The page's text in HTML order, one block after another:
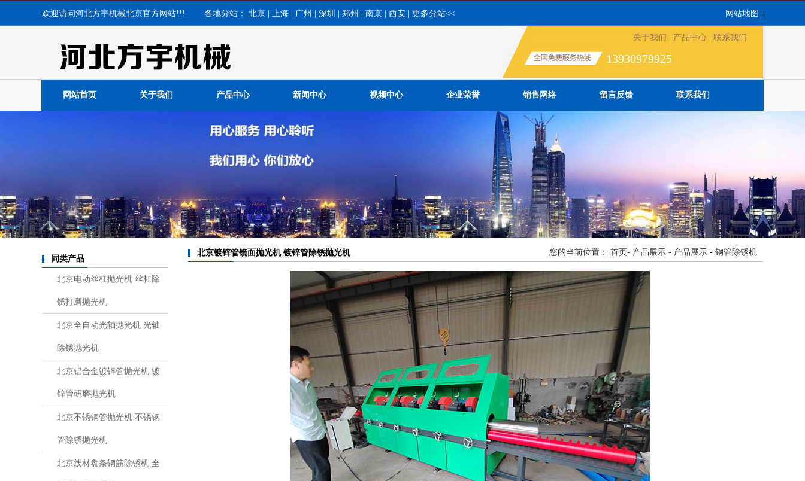
欢迎访问河北方宇机械北京官方网站!!! 各地分站： 北京 上海 广州 深圳 郑州 南京 西安 更多分站<< 网站地图
关于我们 产品中心 联系我们
13930979925
网站首页 关于我们 产品中心 新闻中心
公司新闻
常见问题
视频中心 企业荣誉 销售网络 留言反馈 联系我们
同类产品
北京电动丝杠抛光机 丝杠除
锈打磨抛光机
北京全自动光轴抛光机 光轴
除锈抛光机
北京铝合金镀锌管抛光机 镀
锌管研磨抛光机
北京不锈钢管抛光机 不锈钢
管除锈抛光机
北京线材盘条钢筋除锈机 全
北京镀锌管镜面抛光机 镀锌管除锈抛光机 您的当前位置： 首页- 产品展示 - 产品展示 - 钢管除锈机